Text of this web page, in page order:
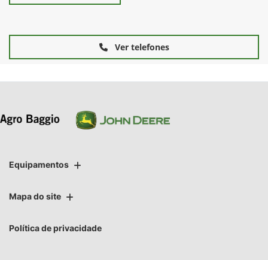
Ver telefones
Equipamentos
Mapa do site
Política de privacidade